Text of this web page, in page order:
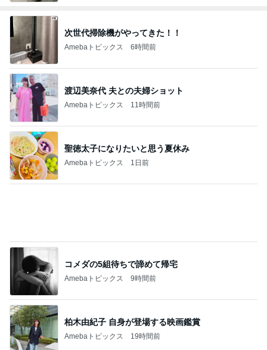
次世代掃除機がやってきた！！
Amebaトピックス 6時間前
渡辺美奈代 夫との夫婦ショット
Amebaトピックス 11時間前
聖徳太子になりたいと思う夏休み
Amebaトピックス 1日前
柏木由紀子 自身が登場する映画鑑賞
Amebaトピックス 19時間前